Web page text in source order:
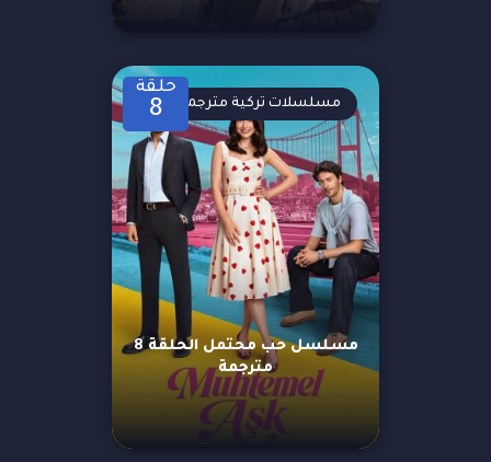
حلقة
8
مسلسل حب محتمل الحلقة 8
مترجمة
مسلسلات تركية مترجمة